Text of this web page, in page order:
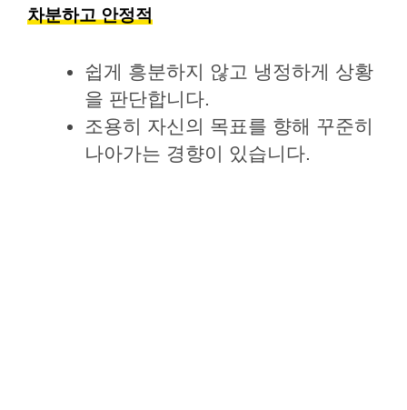
차분하고 안정적
쉽게 흥분하지 않고 냉정하게 상황
을 판단합니다.
조용히 자신의 목표를 향해 꾸준히
나아가는 경향이 있습니다.